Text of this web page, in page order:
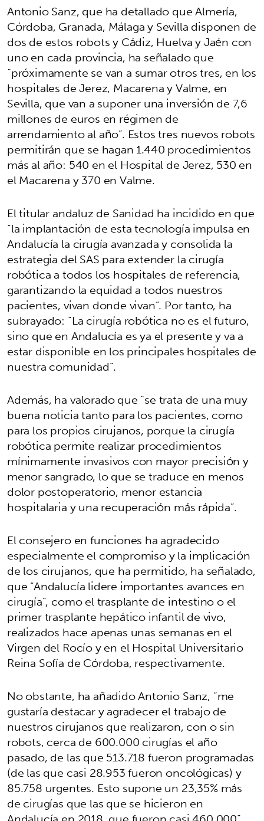
Antonio Sanz, que ha detallado que Almería,
Córdoba, Granada, Málaga y Sevilla disponen de
dos de estos robots y Cádiz, Huelva y Jaén con
uno en cada provincia, ha señalado que
“próximamente se van a sumar otros tres, en los
hospitales de Jerez, Macarena y Valme, en
Sevilla, que van a suponer una inversión de 7,6
millones de euros en régimen de
arrendamiento al año”. Estos tres nuevos robots
permitirán que se hagan 1.440 procedimientos
más al año: 540 en el Hospital de Jerez, 530 en
el Macarena y 370 en Valme.
El titular andaluz de Sanidad ha incidido en que
“la implantación de esta tecnología impulsa en
Andalucía la cirugía avanzada y consolida la
estrategia del SAS para extender la cirugía
robótica a todos los hospitales de referencia,
garantizando la equidad a todos nuestros
pacientes, vivan donde vivan”. Por tanto, ha
subrayado: “La cirugía robótica no es el futuro,
sino que en Andalucía es ya el presente y va a
estar disponible en los principales hospitales de
nuestra comunidad”.
Además, ha valorado que “se trata de una muy
buena noticia tanto para los pacientes, como
para los propios cirujanos, porque la cirugía
robótica permite realizar procedimientos
mínimamente invasivos con mayor precisión y
menor sangrado, lo que se traduce en menos
dolor postoperatorio, menor estancia
hospitalaria y una recuperación más rápida”.
El consejero en funciones ha agradecido
especialmente el compromiso y la implicación
de los cirujanos, que ha permitido, ha señalado,
que “Andalucía lidere importantes avances en
cirugía”, como el trasplante de intestino o el
primer trasplante hepático infantil de vivo,
realizados hace apenas unas semanas en el
Virgen del Rocío y en el Hospital Universitario
Reina Sofía de Córdoba, respectivamente.
No obstante, ha añadido Antonio Sanz, “me
gustaría destacar y agradecer el trabajo de
nuestros cirujanos que realizaron, con o sin
robots, cerca de 600.000 cirugías el año
pasado, de las que 513.718 fueron programadas
(de las que casi 28.953 fueron oncológicas) y
85.758 urgentes. Esto supone un 23,35% más
de cirugías que las que se hicieron en